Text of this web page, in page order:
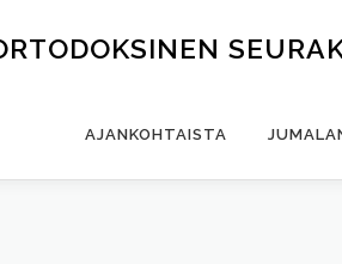
AJANKOHTAISTA